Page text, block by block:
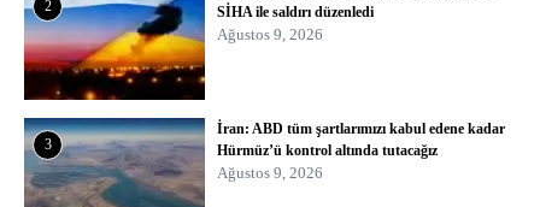
2
SİHA ile saldırı düzenledi
Ağustos 9, 2026
3
İran: ABD tüm şartlarımızı kabul edene kadar
Hürmüz’ü kontrol altında tutacağız
Ağustos 9, 2026